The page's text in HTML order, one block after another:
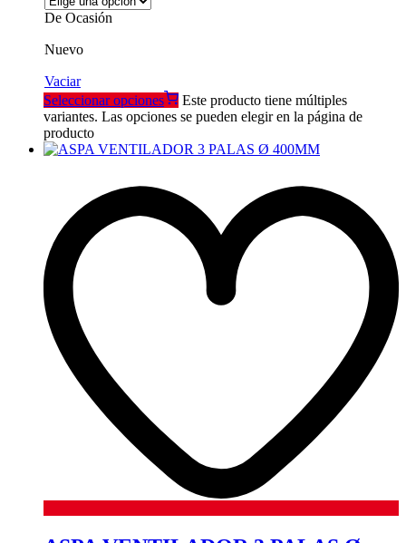
De Ocasión
Nuevo
Vaciar
Seleccionar opciones
Este producto tiene múltiples
variantes. Las opciones se pueden elegir en la página de
producto